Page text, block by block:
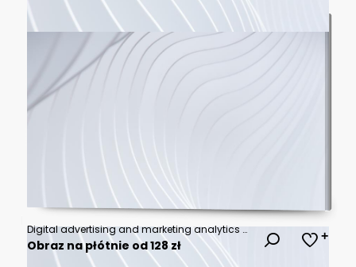
Digital advertising and marketing analytics concept. professional analyzes ad performance dashboard, showcasing customer engagement insights, social media strategy, audience targeting, ROI measurement
Obraz na płótnie od 128 zł